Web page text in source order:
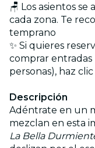
🪑 Los asientos
cada zona. Te
temprano
✨ Si quieres
comprar
personas), haz clic
Descripción
Adéntrate en un
mezclan en esta
La Bella